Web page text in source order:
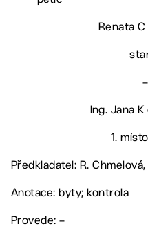
Renata
Ing. Jana
1.
Předkladatel: R.
Anotace: byty; kontrola
Provede: –